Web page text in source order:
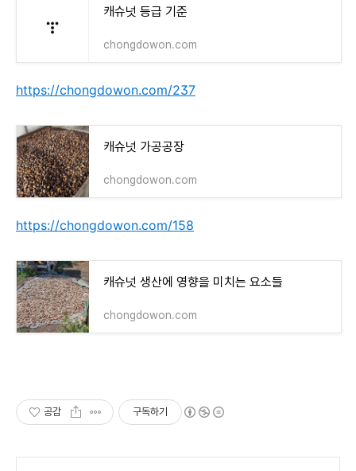
캐슈넛 등급 기준
chongdowon.com
https://chongdowon.com/237
캐슈넛 가공공장
chongdowon.com
https://chongdowon.com/158
캐슈넛 생산에 영향을 미치는 요소들
chongdowon.com
공감 구독하기